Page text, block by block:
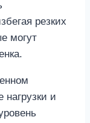
резких
могут
нагрузки и